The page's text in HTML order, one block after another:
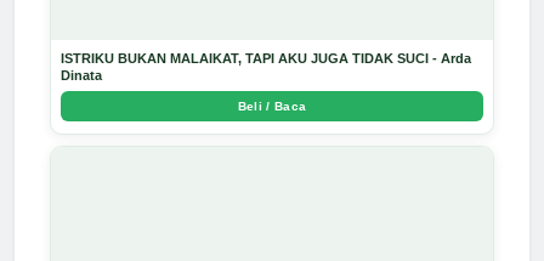
ISTRIKU BUKAN MALAIKAT, TAPI AKU JUGA TIDAK SUCI - Arda
Dinata
Beli / Baca